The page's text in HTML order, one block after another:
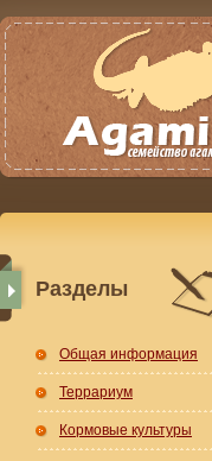
Разделы
Общая информация
Террариум
Кормовые культуры